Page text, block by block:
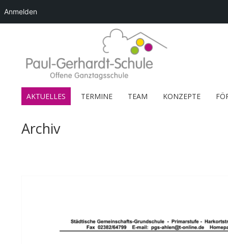
AKTUELLES TERMINE TEAM KONZEPTE
Archiv
Anmelden